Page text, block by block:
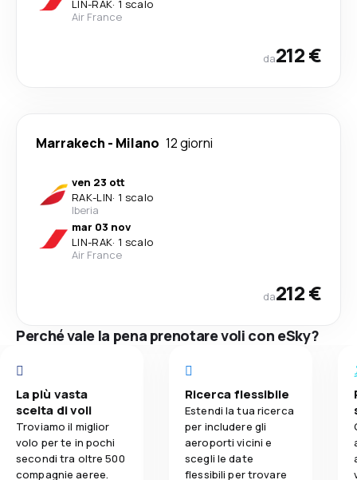
LIN-RAK· 1 scalo
Air France
da212 €
Marrakech - Milano 12 giorni
ven 23 ott
RAK-LIN· 1 scalo
Iberia
mar 03 nov
LIN-RAK· 1 scalo
Air France
da212 €
Perché vale la pena prenotare voli con eSky?
La più vasta
scelta di voli
Troviamo il miglior
volo per te in pochi
secondi tra oltre 500
compagnie aeree.
Ricerca flessibile
Estendi la tua ricerca
per includere gli
aeroporti vicini e
scegli le date
flessibili per trovare